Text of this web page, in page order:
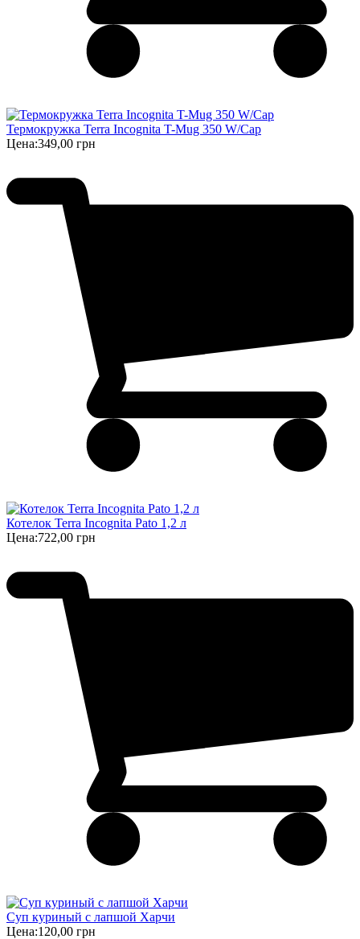
Термокружка Terra Incognita T-Mug 350 W/Cap
Цена:349,00 грн
Котелок Terra Incognita Pato 1,2 л
Цена:722,00 грн
Суп куриный с лапшой Харчи
Цена:120,00 грн